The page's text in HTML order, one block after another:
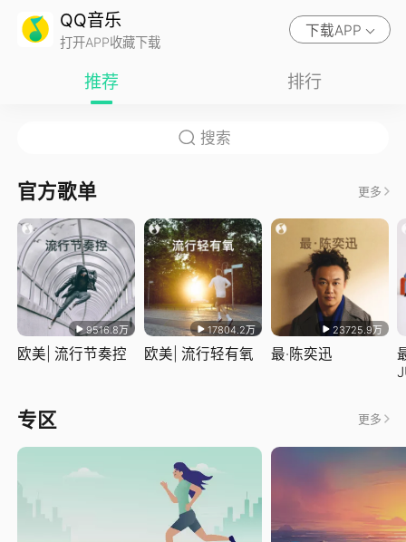
QQ音乐
打开APP收藏下载
下载APP
推荐 排行
官方歌单 更多
9516.8万
欧美| 流行节奏控
17804.2万
欧美| 流行轻有氧
23725.9万
最·陈奕迅
专区 更多